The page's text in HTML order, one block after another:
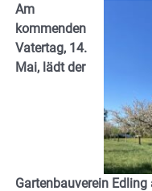
Am
kommenden
Vatertag, 14.
Mai, lädt der
Gartenbauverein Edling